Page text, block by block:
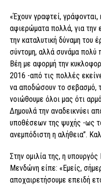
«Έχουν γραφτεί,
αφιερώματα πολλά, για την
την καταλυτική δύναμη του
σύντομη, αλλά συνάμα πολύ
Βέη με αφορμή την
2016 -από τις πολλές
να αποδώσουν το σεβασμό,
νοιώθουμε όλοι μας ότι
Δημουλά την αναδεικνύει
υποθέσεων της ψυχής -ως
ανεμπόδιστη η αλήθεια”.
Στην ομιλία της, η
Μενδώνη είπε: «Εμείς,
αποχαιρετήσουμε επειδή